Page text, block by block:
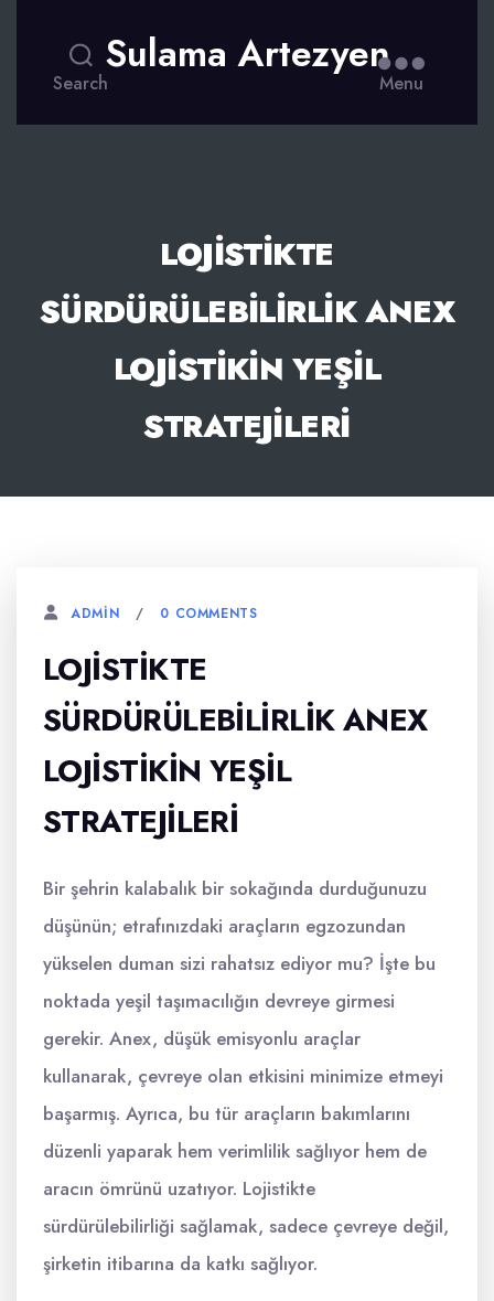
Search
Sulama Artezyen
Menu
LOJISTIKTE
SÜRDÜRÜLEBILIRLIK ANEX
LOJISTIKIN YEŞIL
STRATEJILERI
ADMIN 0 COMMENTS
LOJISTIKTE
SÜRDÜRÜLEBILIRLIK ANEX
LOJISTIKIN YEŞIL
STRATEJILERI
Bir şehrin kalabalık bir sokağında durduğunuzu
düşünün; etrafınızdaki araçların egzozundan
yükselen duman sizi rahatsız ediyor mu? İşte bu
noktada yeşil taşımacılığın devreye girmesi
gerekir. Anex, düşük emisyonlu araçlar
kullanarak, çevreye olan etkisini minimize etmeyi
başarmış. Ayrıca, bu tür araçların bakımlarını
düzenli yaparak hem verimlilik sağlıyor hem de
aracın ömrünü uzatıyor. Lojistikte
sürdürülebilirliği sağlamak, sadece çevreye değil,
şirketin itibarına da katkı sağlıyor.